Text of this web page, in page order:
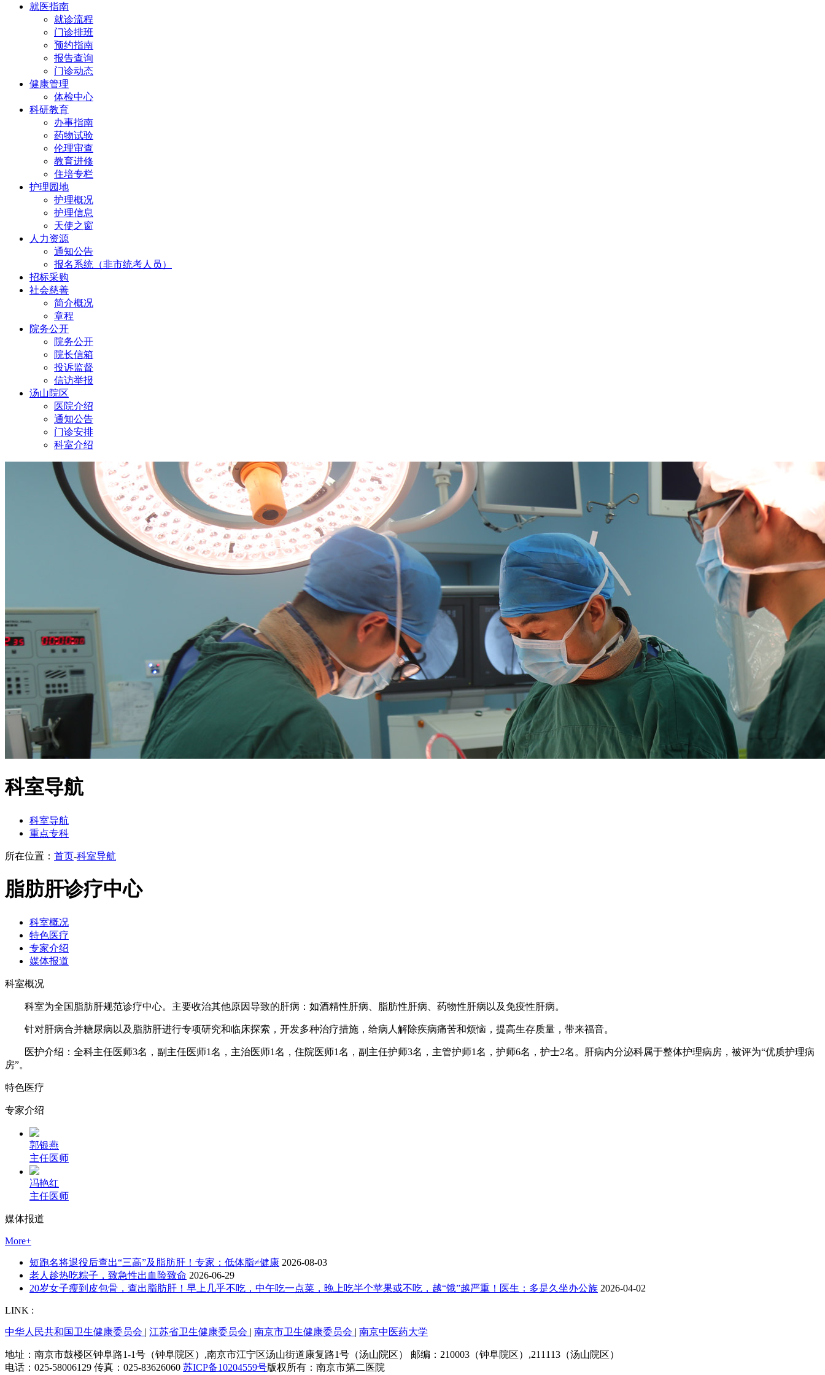
就医指南
就诊流程
门诊排班
预约指南
报告查询
门诊动态
健康管理
体检中心
科研教育
办事指南
药物试验
伦理审查
教育进修
住培专栏
护理园地
护理概况
护理信息
天使之窗
人力资源
通知公告
报名系统（非市统考人员）
招标采购
社会慈善
简介概况
章程
院务公开
院务公开
院长信箱
投诉监督
信访举报
汤山院区
医院介绍
通知公告
门诊安排
科室介绍
科室导航
科室导航
重点专科
所在位置： 首页-科室导航
脂肪肝诊疗中心
科室概况
特色医疗
专家介绍
媒体报道
科室概况
科室为全国脂肪肝规范诊疗中心。主要收治其他原因导致的肝病：如酒精性肝病、脂肪性肝病、药物性肝病以及免疫性肝病。
针对肝病合并糖尿病以及脂肪肝进行专项研究和临床探索，开发多种治疗措施，给病人解除疾病痛苦和烦恼，提高生存质量，带来福音。
医护介绍：全科主任医师3名，副主任医师1名，主治医师1名，住院医师1名，副主任护师3名，主管护师1名，护师6名，护士2名。肝病内分泌科属于整体护理病房，被评为“优质护理病
房”。
特色医疗
专家介绍
郭银燕
主任医师
冯艳红
主任医师
媒体报道
More+
短跑名将退役后查出“三高”及脂肪肝！专家：低体脂≠健康 2026-08-03
老人趁热吃粽子，致急性出血险致命 2026-06-29
20岁女子瘦到皮包骨，查出脂肪肝！早上几乎不吃，中午吃一点菜，晚上吃半个苹果或不吃，越“饿”越严重！医生：多是久坐办公族 2026-04-02
LINK :
中华人民共和国卫生健康委员会 | 江苏省卫生健康委员会 | 南京市卫生健康委员会 | 南京中医药大学
地址：南京市鼓楼区钟阜路1-1号（钟阜院区）,南京市江宁区汤山街道康复路1号（汤山院区） 邮编：210003（钟阜院区）,211113（汤山院区）
电话：025-58006129 传真：025-83626060 苏ICP备10204559号版权所有：南京市第二医院